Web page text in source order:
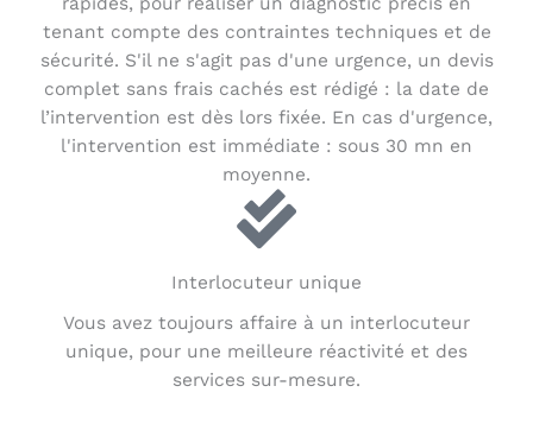
tenant compte des contraintes techniques et de
sécurité. S'il ne s'agit pas d'une urgence, un devis
complet sans frais cachés est rédigé : la date de
l’intervention est dès lors fixée. En cas d'urgence,
l'intervention est immédiate : sous 30 mn en
moyenne.
Interlocuteur unique
Vous avez toujours affaire à un interlocuteur
unique, pour une meilleure réactivité et des
services sur-mesure.